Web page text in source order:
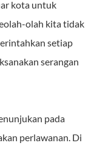
kota untuk
olah kita tidak
setiap
serangan
pada
perlawanan. Di